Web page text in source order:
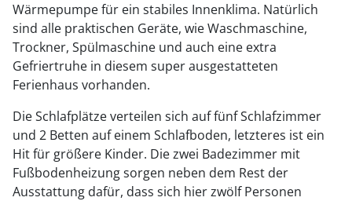
Wärmepumpe für ein stabiles Innenklima. Natürlich
sind alle praktischen Geräte, wie Waschmaschine,
Trockner, Spülmaschine und auch eine extra
Gefriertruhe in diesem super ausgestatteten
Ferienhaus vorhanden.
Die Schlafplätze verteilen sich auf fünf Schlafzimmer
und 2 Betten auf einem Schlafboden, letzteres ist ein
Hit für größere Kinder. Die zwei Badezimmer mit
Fußbodenheizung sorgen neben dem Rest der
Ausstattung dafür, dass sich hier zwölf Personen